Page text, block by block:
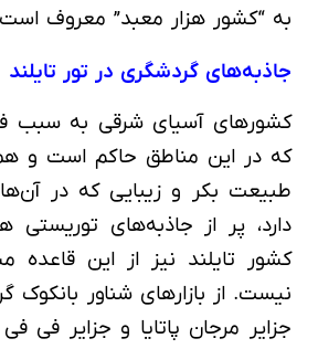
به “کشور هزار معبد” معروف
جاذبه‌های گردشگری در تور تایلند
کشورهای آسیای شرقی به سبب
که در این مناطق حاکم است و
طبیعت بکر و زیبایی که در
دارد، پر از جاذبه‌های توریستی
کشور تایلند نیز از این قاعده
نیست. از بازارهای شناور بانکوک
جزایر مرجان پاتایا و جزایر فی